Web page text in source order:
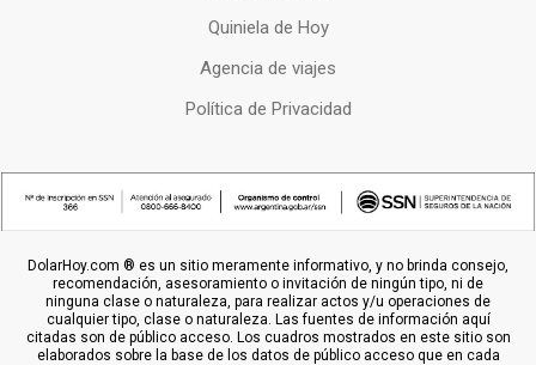
Quiniela de Hoy
Agencia de viajes
Política de Privacidad
DolarHoy.com ® es un sitio meramente informativo, y no brinda consejo,
recomendación, asesoramiento o invitación de ningún tipo, ni de
ninguna clase o naturaleza, para realizar actos y/u operaciones de
cualquier tipo, clase o naturaleza. Las fuentes de información aquí
citadas son de público acceso. Los cuadros mostrados en este sitio son
elaborados sobre la base de los datos de público acceso que en cada